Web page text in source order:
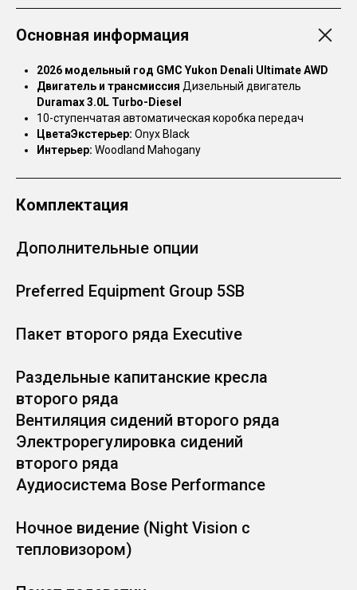
Основная информация
2026 модельный год GMC Yukon Denali Ultimate AWD
Двигатель и трансмиссия Дизельный двигатель
Duramax 3.0L Turbo-Diesel
10-ступенчатая автоматическая коробка передач
ЦветаЭкстерьер: Onyx Black
Интерьер: Woodland Mahogany
Комплектация
Дополнительные опции
Preferred Equipment Group 5SB
Пакет второго ряда Executive
Раздельные капитанские кресла
второго ряда
Вентиляция сидений второго ряда
Электрорегулировка сидений
второго ряда
Аудиосистема Bose Performance
Ночное видение (Night Vision с
тепловизором)